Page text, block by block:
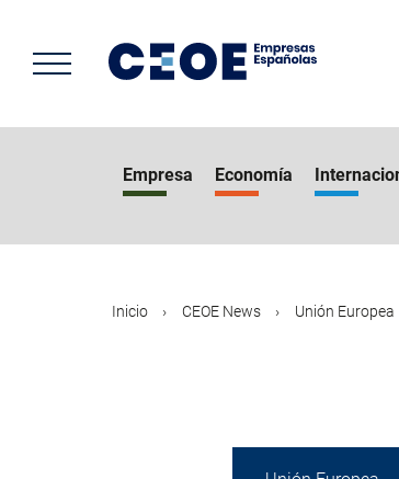
contenido
principal
Empresa Economía
Inicio CEOE News Unión Europea